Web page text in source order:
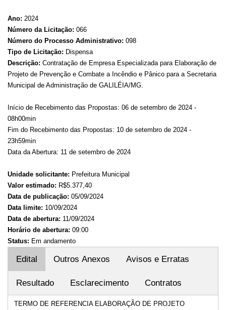
Ano: 2024
Número da Licitação: 066
Número do Processo Administrativo: 098
Tipo de Licitação: Dispensa
Descrição: Contratação de Empresa Especializada para Elaboração de
Projeto de Prevenção e Combate a Incêndio e Pânico para a Secretaria
Municipal de Administração de GALILÉIA/MG.
Início de Recebimento das Propostas: 06 de setembro de 2024 -
08h00min
Fim do Recebimento das Propostas: 10 de setembro de 2024 -
23h59min
Data da Abertura: 11 de setembro de 2024
Unidade solicitante: Prefeitura Municipal
Valor estimado: R$5.377,40
Data de publicação: 05/09/2024
Data limite: 10/09/2024
Data de abertura: 11/09/2024
Horário de abertura: 09:00
Status: Em andamento
Edital Outros Anexos Avisos e Erratas
Resultado Esclarecimento Contratos
TERMO DE REFERENCIA ELABORAÇÃO DE PROJETO